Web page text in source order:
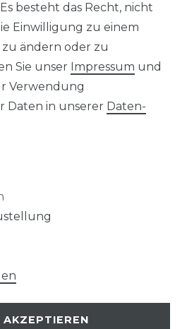
besteht das Recht, nicht
Einwilligung zu einem
ändern oder zu
Sie unser Impressum und
Verwendung
Daten in unserer Daten­
AKZEPTIEREN